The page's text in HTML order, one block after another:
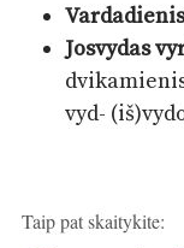
Josvydas
vyd-
Taip pat skaitykite: